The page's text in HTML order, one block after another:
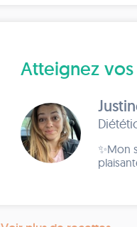
Atteignez
✨Mon